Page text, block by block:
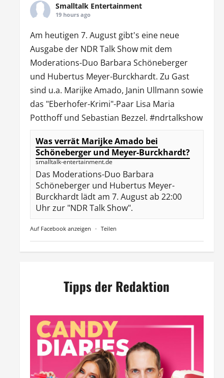
Smalltalk Entertainment
19 hours ago
Am heutigen 7. August gibt's eine neue
Ausgabe der NDR Talk Showmit dem
Moderations-Duo Barbara Schöneberger
und Hubertus Meyer-Burckhardt. Zu Gast
sind u.a. Marijke Amado, Janin Ullmann sowie
das "Eberhofer-Krimi"-Paar Lisa Maria
Potthoff und Sebastian Bezzel. #ndrtalkshow
Was verrät Marijke Amado bei
Schöneberger und Meyer-Burckhardt?
smalltalk-entertainment.de
Das Moderations-Duo Barbara
Schöneberger und Hubertus Meyer-
Burckhardt lädt am 7. August ab 22:00
Uhr zur "NDR Talk Show".
Auf Facebook anzeigen · Teilen
Tipps der Redaktion